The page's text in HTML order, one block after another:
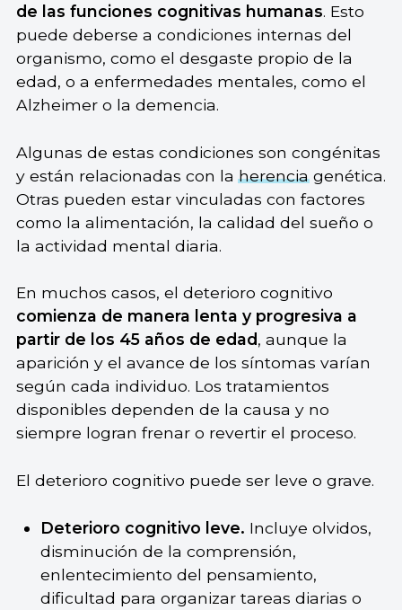
de las funciones cognitivas humanas. Esto
puede deberse a condiciones internas del
organismo, como el desgaste propio de la
edad, o a enfermedades mentales, como el
Alzheimer o la demencia.
Algunas de estas condiciones son congénitas
y están relacionadas con laherenciagenética.
Otras pueden estar vinculadas con factores
como la alimentación, la calidad del sueño o
la actividad mental diaria.
En muchos casos, el deterioro cognitivo
comienza de manera lenta y progresiva a
partir de los 45 años de edad, aunque la
aparición y el avance de los síntomas varían
según cada individuo. Los tratamientos
disponibles dependen de la causa y no
siempre logran frenar o revertir el proceso.
El deterioro cognitivo puede ser leve o grave.
Deterioro cognitivo leve. Incluye olvidos,
disminución de la comprensión,
enlentecimiento del pensamiento,
dificultad para organizar tareas diarias o